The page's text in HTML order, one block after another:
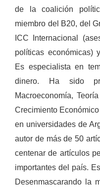
de la coalición
miembro del B20, del
ICC Internacional
políticas económicas)
Es especialista en
dinero. Ha sido
Macroeconomía,
Crecimiento
en universidades de
autor de más de 50
centenar de artículos
importantes del país.
Desenmascarando la